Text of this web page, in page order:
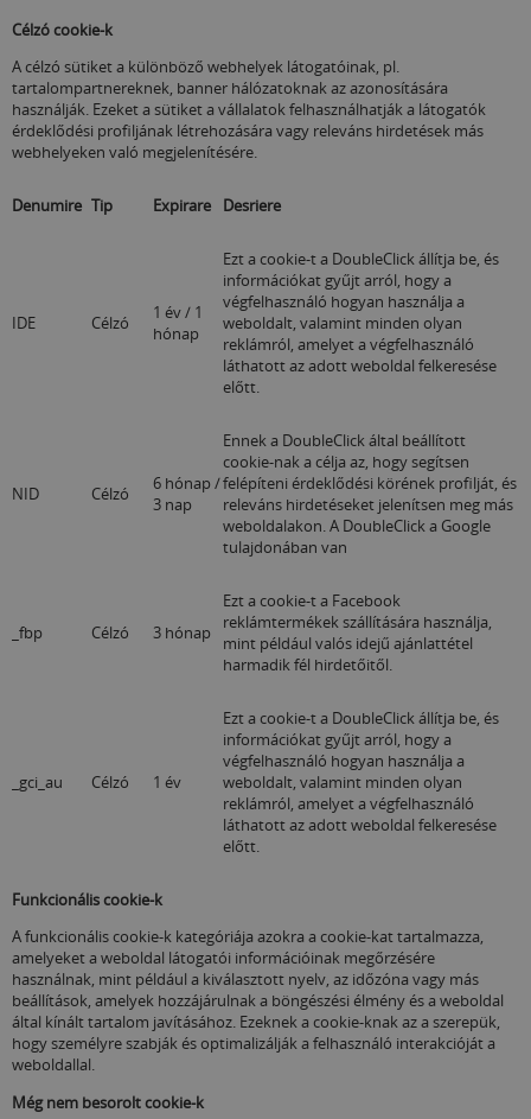
Célzó cookie-k
A célzó sütiket a különböző webhelyek látogatóinak, pl.
tartalompartnereknek, banner hálózatoknak az azonosítására
használják. Ezeket a sütiket a vállalatok felhasználhatják a látogatók
érdeklődési profiljának létrehozására vagy releváns hirdetések más
webhelyeken való megjelenítésére.
Denumire Tip Expirare Desriere
IDE Célzó
1 év / 1
hónap
Ezt a cookie-t a DoubleClick állítja be, és
információkat gyűjt arról, hogy a
végfelhasználó hogyan használja a
weboldalt, valamint minden olyan
reklámról, amelyet a végfelhasználó
láthatott az adott weboldal felkeresése
előtt.
NID Célzó
6 hónap /
3 nap
Ennek a DoubleClick által beállított
cookie-nak a célja az, hogy segítsen
felépíteni érdeklődési körének profilját, és
releváns hirdetéseket jelenítsen meg más
weboldalakon. A DoubleClick a Google
tulajdonában van
_fbp Célzó 3 hónap
Ezt a cookie-t a Facebook
reklámtermékek szállítására használja,
mint például valós idejű ajánlattétel
harmadik fél hirdetőitől.
_gci_au Célzó 1 év
Ezt a cookie-t a DoubleClick állítja be, és
információkat gyűjt arról, hogy a
végfelhasználó hogyan használja a
weboldalt, valamint minden olyan
reklámról, amelyet a végfelhasználó
láthatott az adott weboldal felkeresése
előtt.
Funkcionális cookie-k
A funkcionális cookie-k kategóriája azokra a cookie-kat tartalmazza,
amelyeket a weboldal látogatói információinak megőrzésére
használnak, mint például a kiválasztott nyelv, az időzóna vagy más
beállítások, amelyek hozzájárulnak a böngészési élmény és a weboldal
által kínált tartalom javításához. Ezeknek a cookie-knak az a szerepük,
hogy személyre szabják és optimalizálják a felhasználó interakcióját a
weboldallal.
Még nem besorolt cookie-k